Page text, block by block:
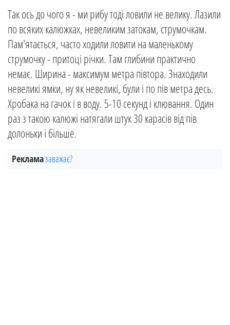
Так ось до чого я - ми рибу тоді ловили не велику. Лазили
по всяких калюжках, невеликим затокам, струмочкам.
Пам'ятається, часто ходили ловити на маленькому
струмочку - притоці річки. Там глибини практично
немає. Ширина - максимум метра півтора. Знаходили
невеликі ямки, ну як невеликі, були і по пів метра десь.
Хробака на гачок і в воду. 5-10 секунд і клювання. Один
раз з такою калюжі натягали штук 30 карасів від пів
долоньки і більше.
Рекламазаважає?